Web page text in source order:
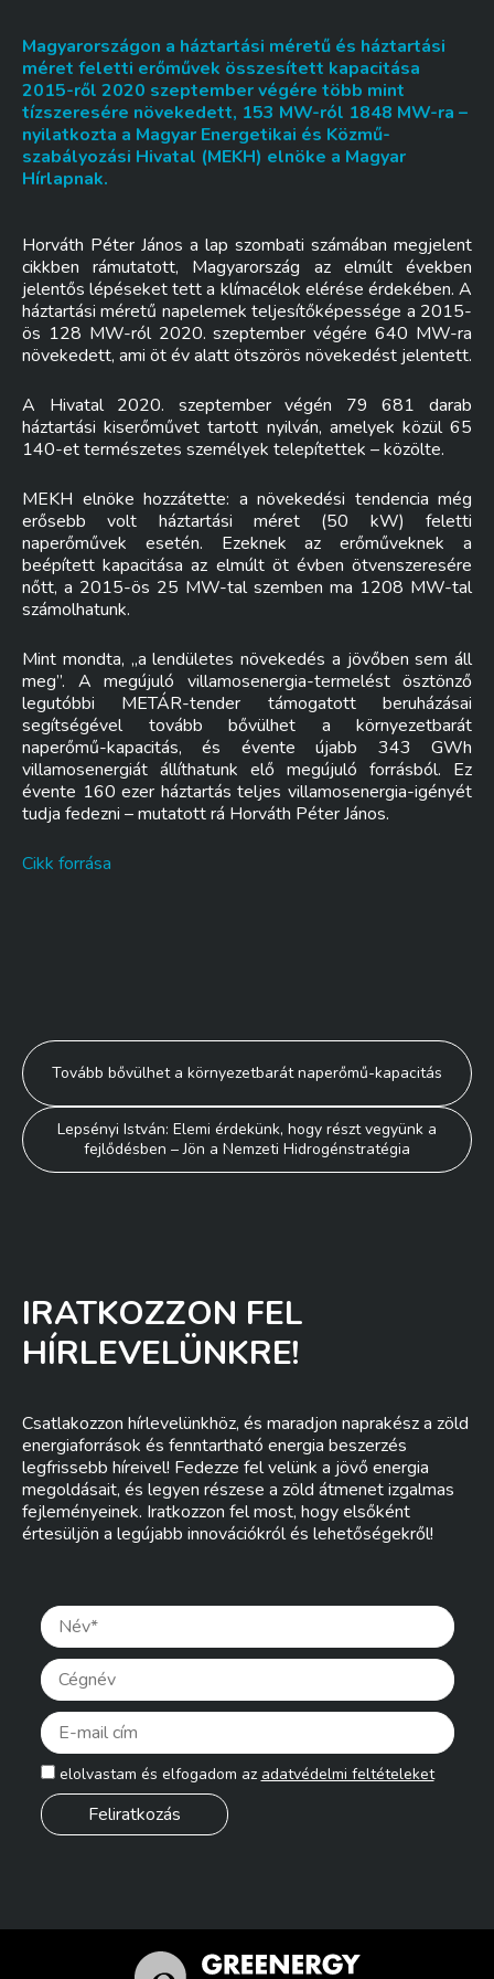
Magyarországon a háztartási méretű és háztartási
méret feletti erőművek összesített kapacitása
2015-ről 2020 szeptember végére több mint
tízszeresére növekedett, 153 MW-ról 1848 MW-ra –
nyilatkozta a Magyar Energetikai és Közmű-
szabályozási Hivatal (MEKH) elnöke a Magyar
Hírlapnak.
Horváth Péter János a lap szombati számában megjelent
cikkben rámutatott, Magyarország az elmúlt években
jelentős lépéseket tett a klímacélok elérése érdekében. A
háztartási méretű napelemek teljesítőképessége a 2015-
ös 128 MW-ról 2020. szeptember végére 640 MW-ra
növekedett, ami öt év alatt ötszörös növekedést jelentett.
A Hivatal 2020. szeptember végén 79 681 darab
háztartási kiserőművet tartott nyilván, amelyek közül 65
140-et természetes személyek telepítettek – közölte.
MEKH elnöke hozzátette: a növekedési tendencia még
erősebb volt háztartási méret (50 kW) feletti
naperőművek esetén. Ezeknek az erőműveknek a
beépített kapacitása az elmúlt öt évben ötvenszeresére
nőtt, a 2015-ös 25 MW-tal szemben ma 1208 MW-tal
számolhatunk.
Mint mondta, „a lendületes növekedés a jövőben sem áll
meg”. A megújuló villamosenergia-termelést ösztönző
legutóbbi METÁR-tender támogatott beruházásai
segítségével tovább bővülhet a környezetbarát
naperőmű-kapacitás, és évente újabb 343 GWh
villamosenergiát állíthatunk elő megújuló forrásból. Ez
évente 160 ezer háztartás teljes villamosenergia-igényét
tudja fedezni – mutatott rá Horváth Péter János.
Cikk forrása
Bejegyzés
navigáció
Tovább bővülhet a környezetbarát naperőmű-kapacitás
Lepsényi István: Elemi érdekünk, hogy részt vegyünk a
fejlődésben – Jön a Nemzeti Hidrogénstratégia
IRATKOZZON FEL
HÍRLEVELÜNKRE!
Csatlakozzon hírlevelünkhöz, és maradjon naprakész a zöld
energiaforrások és fenntartható energia beszerzés
legfrissebb híreivel! Fedezze fel velünk a jövő energia
megoldásait, és legyen részese a zöld átmenet izgalmas
fejleményeinek. Iratkozzon fel most, hogy elsőként
értesüljön a legújabb innovációkról és lehetőségekről!
elolvastam és elfogadom az adatvédelmi feltételeket